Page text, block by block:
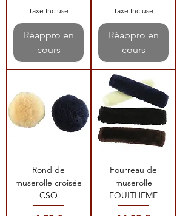
Taxe Incluse
Réappro en
cours
Taxe Incluse
Réappro en
cours
Rond de
muserolle croisée
CSO
Fourreau de
muserolle
EQUITHEME